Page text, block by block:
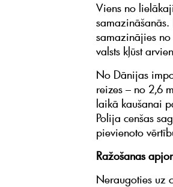
Viens no
samazinājies
valsts kļūst
No Dānijas
reizes – no 2,6
laikā kaušanai
Polija cenšas
pievienoto
Ražošanas
Neraugoties uz